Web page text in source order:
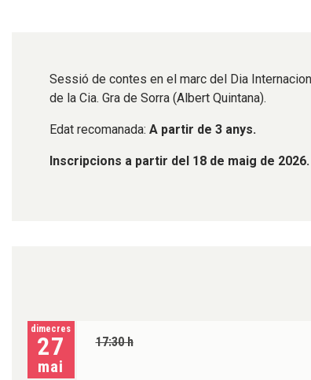
Sessió de contes en el marc del Dia
de la Cia. Gra de Sorra (Albert Quintana).
Edat recomanada: A partir de 3 anys.
Inscripcions a partir del 18 de maig de 2026.
dimecres
27
mai
17:30 h